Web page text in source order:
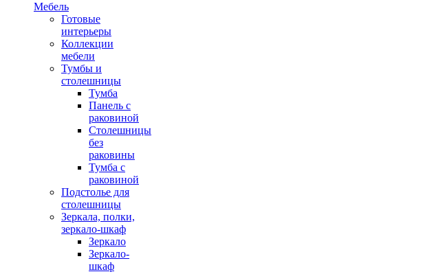
Мебель
Готовые
интерьеры
Коллекции
мебели
Тумбы и
столешницы
Тумба
Панель с
раковиной
Столешницы
без
раковины
Тумба с
раковиной
Подстолье для
столешницы
Зеркала, полки,
зеркало-шкаф
Зеркало
Зеркало-
шкаф